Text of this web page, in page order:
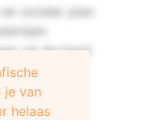
zonder plan
uit de hand
je van
helaas